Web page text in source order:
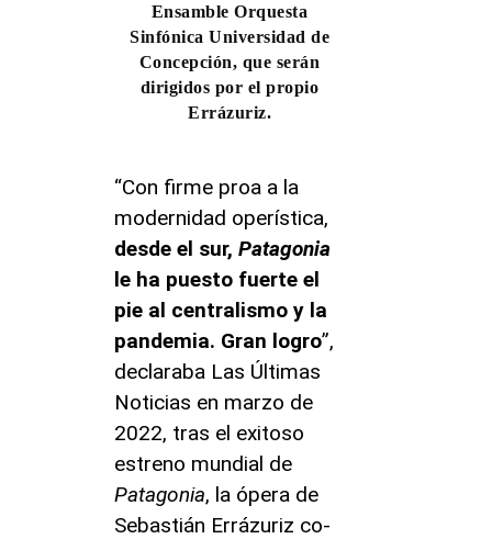
Ensamble Orquesta
Sinfónica Universidad de
Concepción, que serán
dirigidos por el propio
Errázuriz.
“Con firme proa a la
modernidad operística,
desde el sur, Patagonia
le ha puesto fuerte el
pie al centralismo y la
pandemia. Gran logro”,
declaraba Las Últimas
Noticias en marzo de
2022, tras el exitoso
estreno mundial de
Patagonia, la ópera de
Sebastián Errázuriz co-